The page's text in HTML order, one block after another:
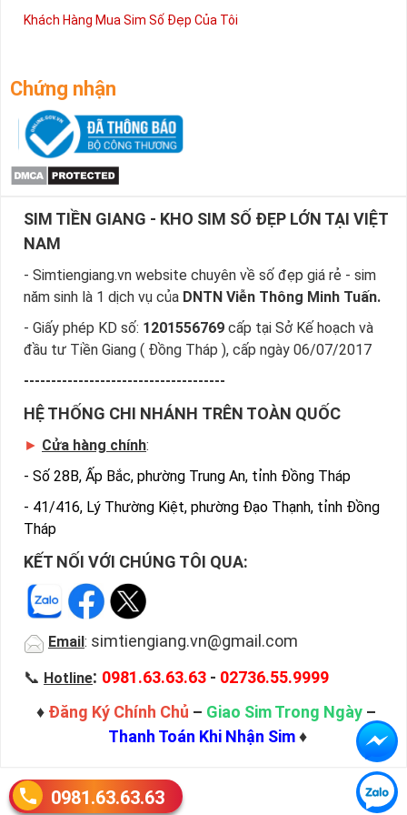
Khách Hàng Mua Sim Số Đẹp Của Tôi
Chứng nhận
SIM TIỀN GIANG - KHO SIM SỐ ĐẸP LỚN TẠI VIỆT
NAM
- Simtiengiang.vn website chuyên về số đẹp giá rẻ - sim
năm sinh là 1 dịch vụ của DNTN Viễn Thông Minh Tuấn.
- Giấy phép KD số: 1201556769 cấp tại Sở Kế hoạch và
đầu tư Tiền Giang ( Đồng Tháp ), cấp ngày 06/07/2017
-------------------------------------
HỆ THỐNG CHI NHÁNH TRÊN TOÀN QUỐC
► Cửa hàng chính:
- Số 28B, Ấp Bắc, phường Trung An, tỉnh Đồng Tháp
- 41/416, Lý Thường Kiệt, phường Đạo Thạnh, tỉnh Đồng
Tháp
KẾT NỐI VỚI CHÚNG TÔI QUA:
Email : simtiengiang.vn@gmail.com
📞 Hotline: 0981.63.63.63 - 02736.55.9999
♦ Đăng Ký Chính Chủ – Giao Sim Trong Ngày –
Thanh Toán Khi Nhận Sim♦
0981.63.63.63